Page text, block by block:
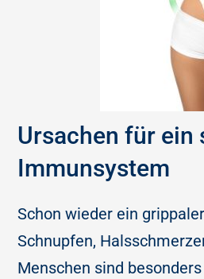
Ursachen für ein
Immunsystem
Schon wieder ein
Schnupfen,
Menschen sind